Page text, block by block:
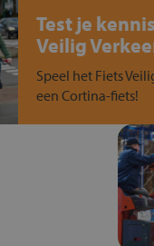
Test je
Veilig
Speel het Fiets
een Cortina-fiets!